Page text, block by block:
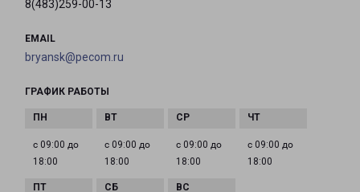
8(483)259-00-13
EMAIL
bryansk@pecom.ru
ГРАФИК РАБОТЫ
с 09:00 до
18:00
с 09:00 до
18:00
с 09:00 до
18:00
с 09:00 до
18:00